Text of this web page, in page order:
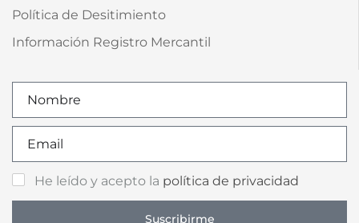
Política de Desitimiento
Información Registro Mercantil
He leído y acepto la política de privacidad
Suscribirme